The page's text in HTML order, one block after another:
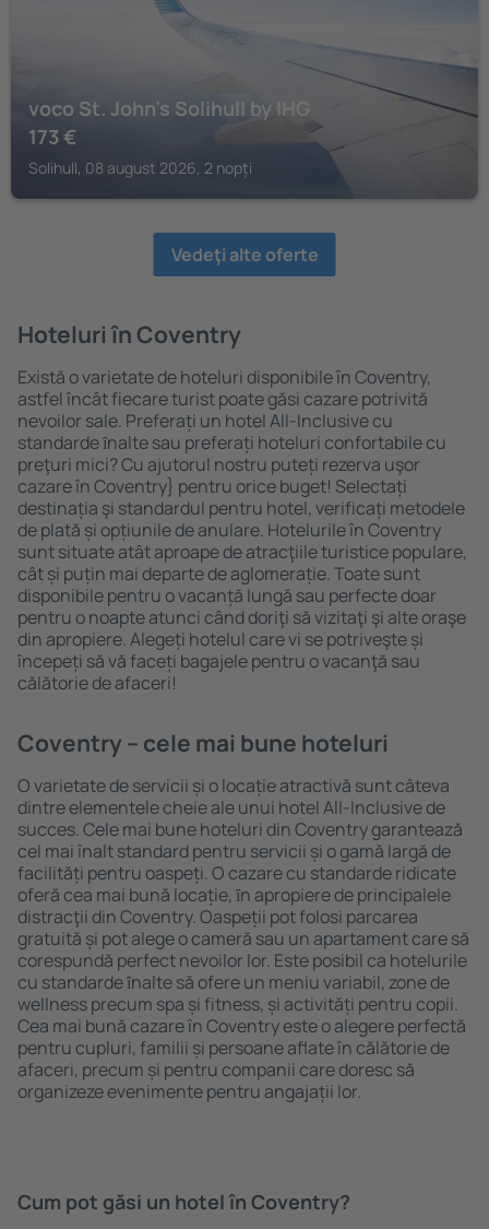
voco St. John's Solihull by IHG
173 €
Solihull, 08 august 2026, 2 nopți
Vedeţi alte oferte
Hoteluri în Coventry
Există o varietate de hoteluri disponibile în Coventry,
astfel încât fiecare turist poate găsi cazare potrivită
nevoilor sale. Preferați un hotel All-Inclusive cu
standarde ȋnalte sau preferați hoteluri confortabile cu
preţuri mici? Cu ajutorul nostru puteți rezerva uşor
cazare în Coventry} pentru orice buget! Selectați
destinația şi standardul pentru hotel, verificați metodele
de plată și opțiunile de anulare. Hotelurile în Coventry
sunt situate atât aproape de atracţiile turistice populare,
cât și puțin mai departe de aglomerație. Toate sunt
disponibile pentru o vacanță lungă sau perfecte doar
pentru o noapte atunci când doriţi să vizitaţi şi alte oraşe
din apropiere. Alegeți hotelul care vi se potriveşte și
începeți să vă faceți bagajele pentru o vacanţă sau
călătorie de afaceri!
Coventry – cele mai bune hoteluri
O varietate de servicii și o locație atractivă sunt câteva
dintre elementele cheie ale unui hotel All-Inclusive de
succes. Cele mai bune hoteluri din Coventry garantează
cel mai înalt standard pentru servicii și o gamă largă de
facilități pentru oaspeți. O cazare cu standarde ridicate
oferă cea mai bună locație, ȋn apropiere de principalele
distracţii din Coventry. Oaspeții pot folosi parcarea
gratuită și pot alege o cameră sau un apartament care să
corespundă perfect nevoilor lor. Este posibil ca hotelurile
cu standarde ȋnalte să ofere un meniu variabil, zone de
wellness precum spa și fitness, și activități pentru copii.
Cea mai bună cazare în Coventry este o alegere perfectă
pentru cupluri, familii și persoane aflate în călătorie de
afaceri, precum și pentru companii care doresc să
organizeze evenimente pentru angajații lor.
Cum pot găsi un hotel în Coventry?